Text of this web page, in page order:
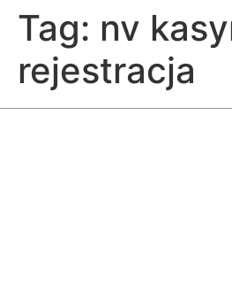
Tag: nv
rejestracja